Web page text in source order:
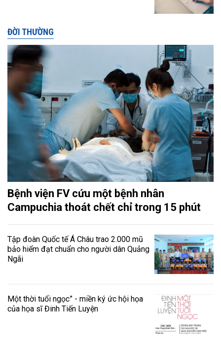
ĐỜI THƯỜNG
Bệnh viện FV cứu một bệnh nhân
Campuchia thoát chết chỉ trong 15 phút
Tập đoàn Quốc tế Á Châu trao 2.000 mũ
bảo hiểm đạt chuẩn cho người dân Quảng
Ngãi
Một thời tuổi ngọc” - miền ký ức hội họa
của họa sĩ Đinh Tiến Luyện